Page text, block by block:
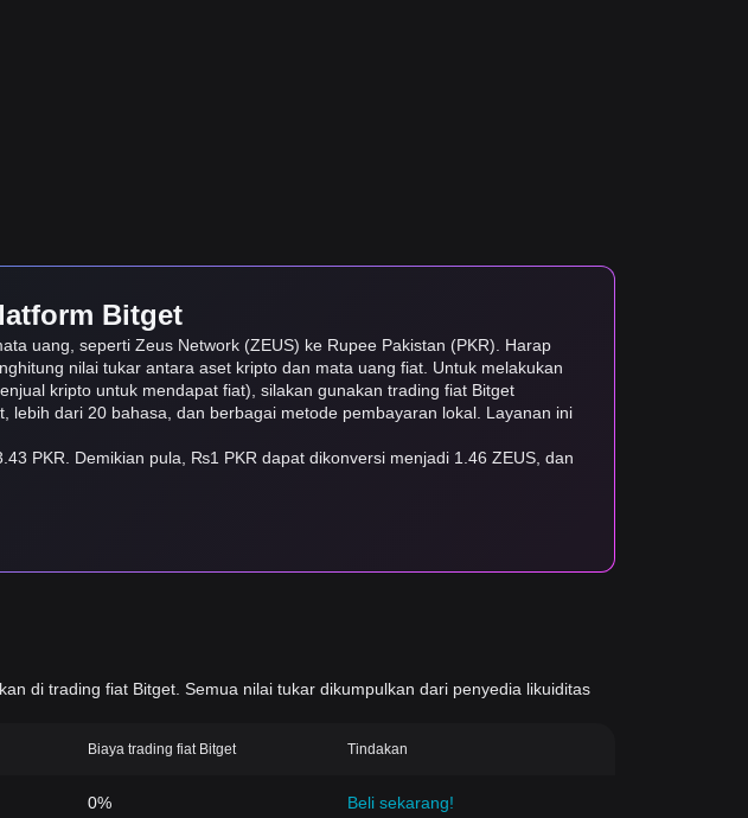
Bitget
uang, seperti Zeus Network (ZEUS) ke Rupee Pakistan (PKR). Harap
nilai tukar antara aset kripto dan mata uang fiat. Untuk melakukan
kripto untuk mendapat fiat), silakan gunakan trading fiat Bitget
lebih dari 20 bahasa, dan berbagai metode pembayaran lokal. Layanan ini
PKR. Demikian pula, ₨1 PKR dapat dikonversi menjadi 1.46 ZEUS, dan
di trading fiat Bitget. Semua nilai tukar dikumpulkan dari penyedia likuiditas
Biaya trading fiat Bitget Tindakan
0% Beli sekarang!